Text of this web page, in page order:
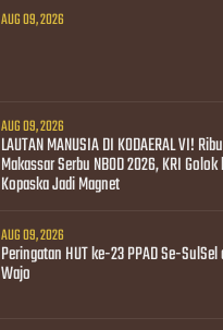
AUG 09, 2026
AUG 09, 2026
LAUTAN MANUSIA DI KODAERAL VI!
Makassar Serbu NBOD 2026, KRI
Kopaska Jadi Magnet
AUG 09, 2026
Peringatan HUT ke-23 PPAD Se-
Wajo